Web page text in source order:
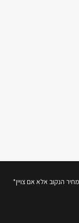
*המחירים אינם כוללים מע"מ. משלוחים יחוייבו בנוסף למחיר הנקוב אלא אם צויין